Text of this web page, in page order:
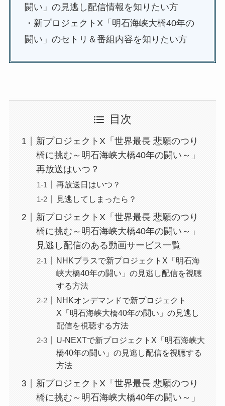
闘い」の見逃し配信情報を知りたい方
・新プロジェクトX「明石海峡大橋40年の
闘い」のセトリ＆番組内容を知りたい方
目次
新プロジェクトX「世界最長 悲願のつり
橋に挑む～明石海峡大橋40年の闘い～」
再放送はいつ？
再放送日はいつ？
見逃してしまったら？
新プロジェクトX「世界最長 悲願のつり
橋に挑む～明石海峡大橋40年の闘い～」
見逃し配信のある動画サービス一覧
NHKプラスで新プロジェクトX「明石海
峡大橋40年の闘い」の見逃し配信を視聴
する方法
NHKオンデマンドで新プロジェクト
X「明石海峡大橋40年の闘い」の見逃し
配信を視聴する方法
U-NEXTで新プロジェクトX「明石海峡大
橋40年の闘い」の見逃し配信を視聴する
方法
新プロジェクトX「世界最長 悲願のつり
橋に挑む～明石海峡大橋40年の闘い～」